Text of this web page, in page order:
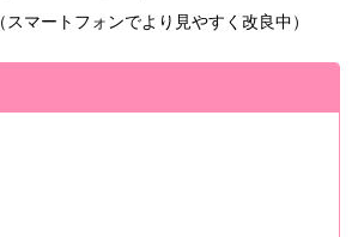
（スマートフォンでより見やすく改良中）